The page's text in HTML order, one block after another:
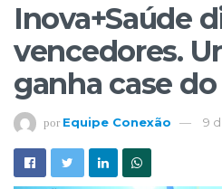
Inova+Saúde
vencedores.
ganha case
por Equipe Conexão 9